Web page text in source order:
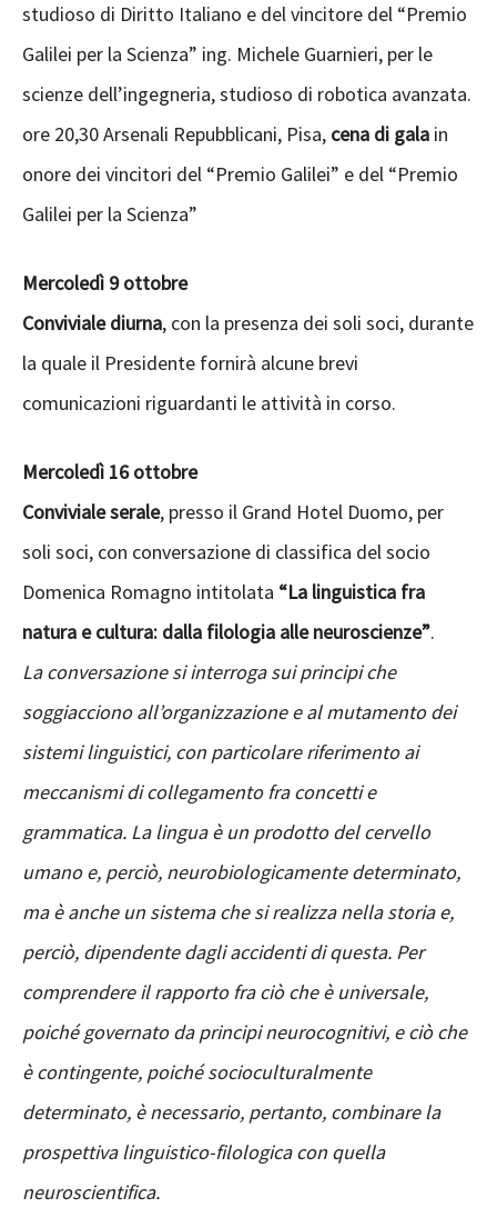
studioso di Diritto Italiano e del vincitore del “Premio
Galilei per la Scienza” ing. Michele Guarnieri, per le
scienze dell’ingegneria, studioso di robotica avanzata.
ore 20,30 Arsenali Repubblicani, Pisa, cena di gala in
onore dei vincitori del “Premio Galilei” e del “Premio
Galilei per la Scienza”
Mercoledì 9 ottobre
Conviviale diurna, con la presenza dei soli soci, durante
la quale il Presidente fornirà alcune brevi
comunicazioni riguardanti le attività in corso.
Mercoledì 16 ottobre
Conviviale serale, presso il Grand Hotel Duomo, per
soli soci, con conversazione di classifica del socio
Domenica Romagno intitolata “La linguistica fra
natura e cultura: dalla filologia alle neuroscienze”.
La conversazione si interroga sui principi che
soggiacciono all’organizzazione e al mutamento dei
sistemi linguistici, con particolare riferimento ai
meccanismi di collegamento fra concetti e
grammatica. La lingua è un prodotto del cervello
umano e, perciò, neurobiologicamente determinato,
ma è anche un sistema che si realizza nella storia e,
perciò, dipendente dagli accidenti di questa. Per
comprendere il rapporto fra ciò che è universale,
poiché governato da principi neurocognitivi, e ciò che
è contingente, poiché socioculturalmente
determinato, è necessario, pertanto, combinare la
prospettiva linguistico-filologica con quella
neuroscientifica.